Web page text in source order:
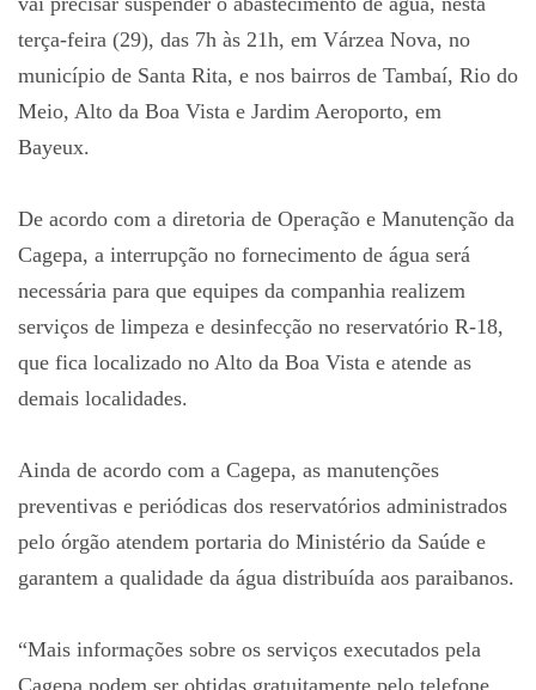
terça-feira (29), das 7h às 21h, em Várzea Nova, no
município de Santa Rita, e nos bairros de Tambaí, Rio do
Meio, Alto da Boa Vista e Jardim Aeroporto, em
Bayeux.
De acordo com a diretoria de Operação e Manutenção da
Cagepa, a interrupção no fornecimento de água será
necessária para que equipes da companhia realizem
serviços de limpeza e desinfecção no reservatório R-18,
que fica localizado no Alto da Boa Vista e atende as
demais localidades.
Ainda de acordo com a Cagepa, as manutenções
preventivas e periódicas dos reservatórios administrados
pelo órgão atendem portaria do Ministério da Saúde e
garantem a qualidade da água distribuída aos paraibanos.
“Mais informações sobre os serviços executados pela